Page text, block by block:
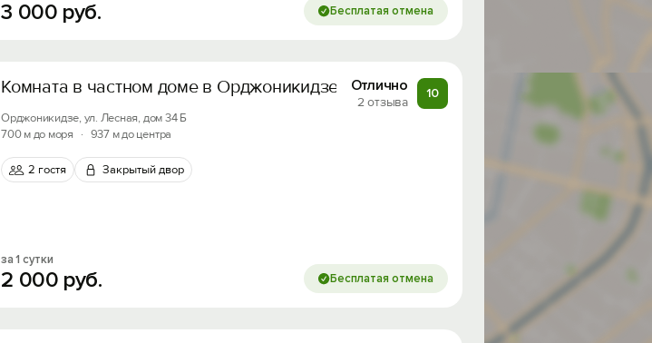
3 000 руб. Бесплатая отмена
Комната в частном доме в Орджоникидзе Отлично
2 отзыва
10
Орджоникидзе, ул. Лесная, дом 34 Б
700 м до моря
· 937 м до центра
2 гостя Закрытый двор
за 1 сутки
2 000 руб. Бесплатая отмена